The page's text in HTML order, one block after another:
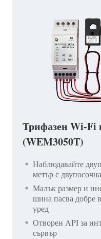
Трифазен Wi-Fi
(WEM3050T)
Наблюдавайте
метър с
Малък размер и
шина пасва добре
уред
Отворен API за
сървър